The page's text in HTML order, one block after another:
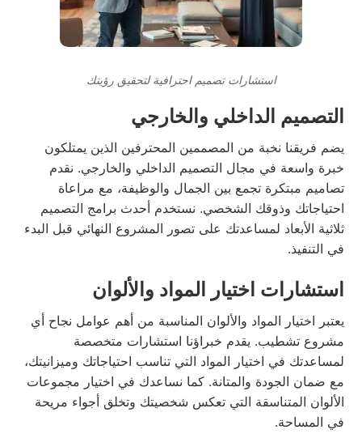
استشارات تصميم احترافية لتحقيق رؤيتك
التصميم الداخلي والخارجي
يضم فريقنا نخبة من المصممين المحترفين الذين يمتلكون
خبرة واسعة في مجال التصميم الداخلي والخارجي. نقدم
تصاميم مبتكرة تجمع بين الجمال والوظيفة، مع مراعاة
احتياجاتك وذوقك الشخصي. نستخدم أحدث برامج التصميم
ثلاثية الأبعاد لمساعدتك على تصور المشروع النهائي قبل البدء
في التنفيذ.
استشارات اختيار المواد والألوان
يعتبر اختيار المواد والألوان المناسبة من أهم عوامل نجاح أي
مشروع تشطيب. يقدم خبراؤنا استشارات متخصصة
لمساعدتك في اختيار المواد التي تناسب احتياجاتك وميزانيتك،
مع ضمان الجودة والمتانة. كما نساعدك في اختيار مجموعات
الألوان المتناسقة التي تعكس شخصيتك وتخلق أجواء مريحة
في المساحة.